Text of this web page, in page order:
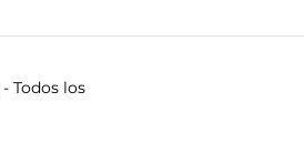
- Todos los